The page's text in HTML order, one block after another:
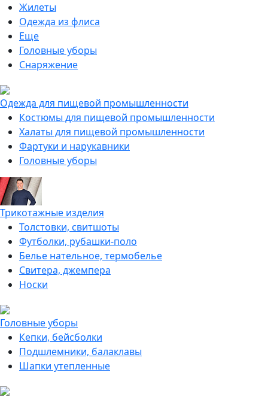
Жилеты
Одежда из флиса
Еще
Головные уборы
Снаряжение
Одежда для пищевой промышленности
Костюмы для пищевой промышленности
Халаты для пищевой промышленности
Фартуки и нарукавники
Головные уборы
Трикотажные изделия
Толстовки, свитшоты
Футболки, рубашки-поло
Белье нательное, термобелье
Свитера, джемпера
Носки
Головные уборы
Кепки, бейсболки
Подшлемники, балаклавы
Шапки утепленные